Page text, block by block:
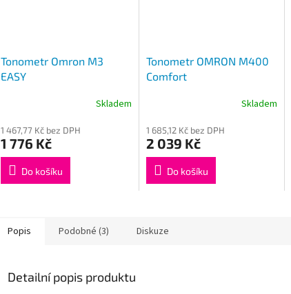
Tonometr Omron M3
EASY
Skladem
1 467,77 Kč bez DPH
1 776 Kč
Do košíku
Tonometr OMRON M400
Comfort
Skladem
1 685,12 Kč bez DPH
2 039 Kč
Do košíku
Popis Podobné (3) Diskuze
Detailní popis produktu